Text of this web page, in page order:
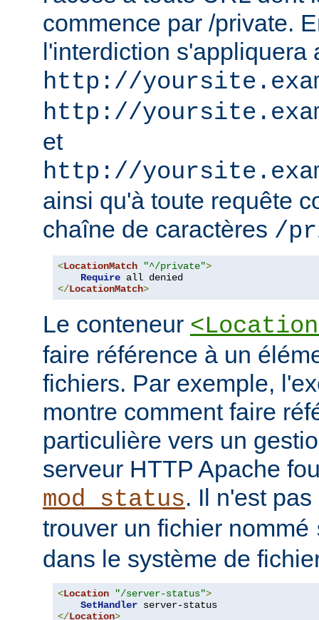
commence par /private.
l'interdiction s'appliquera
http://
http://
et
http://
ainsi qu'à toute requête
chaîne de caractères /
<LocationMatch "^/private">
Require
</LocationMatch>
Le conteneur
faire référence à un
fichiers. Par exemple,
montre comment faire
particulière vers un
serveur HTTP Apache
mod_status. Il n'est
trouver un fichier nommé
dans le système de
<Location "/server-status">
SetHandler
</Location>